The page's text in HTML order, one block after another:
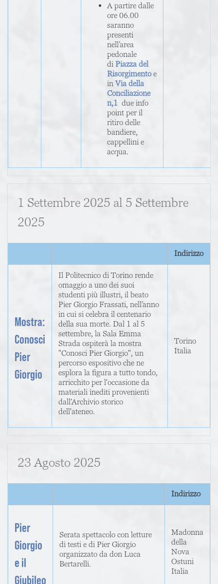
A partire dalle
ore 06.00
saranno
presenti
nell’area
pedonale
di Piazza del
Risorgimentoe
in Via della
Conciliazione
n,1due info
point per il
ritiro delle
bandiere,
cappellini e
acqua.
1 Settembre 2025 al 5 Settembre
2025
Indirizzo
Mostra:
Conosci
Pier
Giorgio
Il Politecnico di Torino rende
omaggio a uno dei suoi
studenti più illustri, il beato
Pier Giorgio Frassati, nell’anno
in cui si celebra il centenario
della sua morte. Dal 1 al 5
settembre, la Sala Emma
Strada ospiterà la mostra
"Conosci Pier Giorgio", un
percorso espositivo che ne
esplora la figura a tutto tondo,
arricchito per l'occasione da
materiali inediti provenienti
dall'Archivio storico
dell'ateneo.
Torino
Italia
23 Agosto 2025
Indirizzo
Pier
Giorgio
e il
Giubileo
Serata spettacolo con letture
di testi e di Pier Giorgio
organizzato da don Luca
Bertarelli.
Madonna
della
Nova
Ostuni
Italia